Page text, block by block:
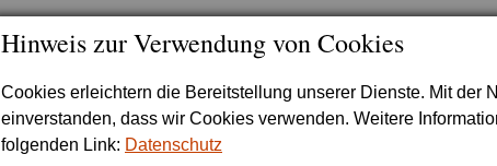
Hinweis zur Verwendung von Cookies
Cookies erleichtern die Bereitstellung unserer Dienste. Mit der
einverstanden, dass wir Cookies verwenden. Weitere
folgenden Link: Datenschutz